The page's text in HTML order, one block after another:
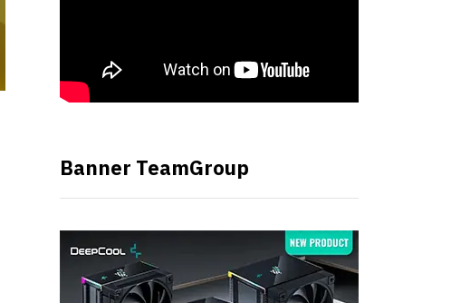
Banner TeamGroup